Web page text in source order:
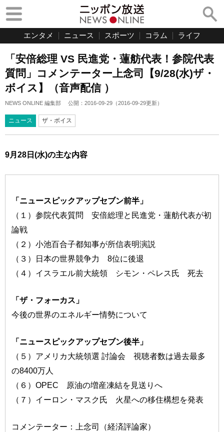
エンタメ ニュース スポーツ コラム ライフ
「安倍総理 VS 民進党・蓮舫代表！参院代表
質問」コメンテーター上念司【9/28(水)ザ・
ボイス】（音声配信 ）
NEWS ONLINE 編集部 公開： 2016-09-29 （2016-09-29更新）
ニュース ザ・ボイス
9月28日(水)の主な内容
「ニュースピックアップセブン前半」
（１）参院代表質問 安倍総理と民進党・蓮舫代表が初
論戦
（２）小池百合子都知事が所信表明演説
（３）日本の世界競争力 8位に後退
（４）イスラエル前大統領 シモン・ペレス氏 死去
「ザ・フォーカス」
今後の世界のエネルギー情勢について
「ニュースピックアップセブン後半」
（５）アメリカ大統領選 討論会 視聴者数は過去最多
の8400万人
（６）OPEC 原油の増産凍結を見送りへ
（７）イーロン・マスク氏 火星への移住構想を発表
コメンテーター：上念司（経済評論家）